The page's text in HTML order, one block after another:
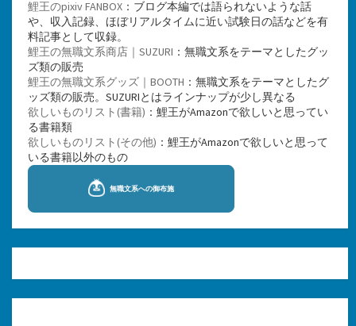
鯉王のpixiv FANBOX ：ブログ本編では語られないような話
や、収入記録、ほぼリアルタイムに近い試験日の話などを有
料記事として収録。
鯉王の無職文系商店｜SUZURI ：無職文系をテーマとしたグッ
ズ類の販売
鯉王の無職文系グッズ｜BOOTH ：無職文系をテーマとしたグ
ッズ類の販売。SUZURIとはラインナップが少し異なる
欲しいものリスト(書籍) ：鯉王がAmazonで欲しいと思ってい
る書籍類
欲しいものリスト(その他) ：鯉王がAmazonで欲しいと思って
いる書籍以外のもの